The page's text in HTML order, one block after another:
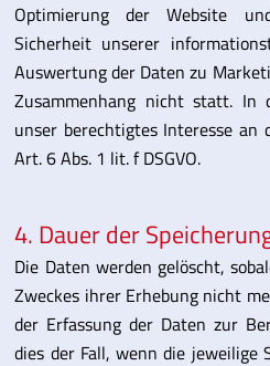
Optimierung der Website
Sicherheit unserer
Auswertung der Daten zu
Zusammenhang nicht statt. In
unser berechtigtes Interesse an
Art. 6 Abs. 1 lit. f DSGVO.
4. Dauer der
Die Daten werden gelöscht,
Zweckes ihrer Erhebung nicht
der Erfassung der Daten zur
dies der Fall, wenn die jeweilige